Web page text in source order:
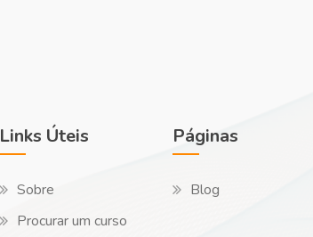
Links Úteis
Sobre
Procurar um curso
Páginas
Blog